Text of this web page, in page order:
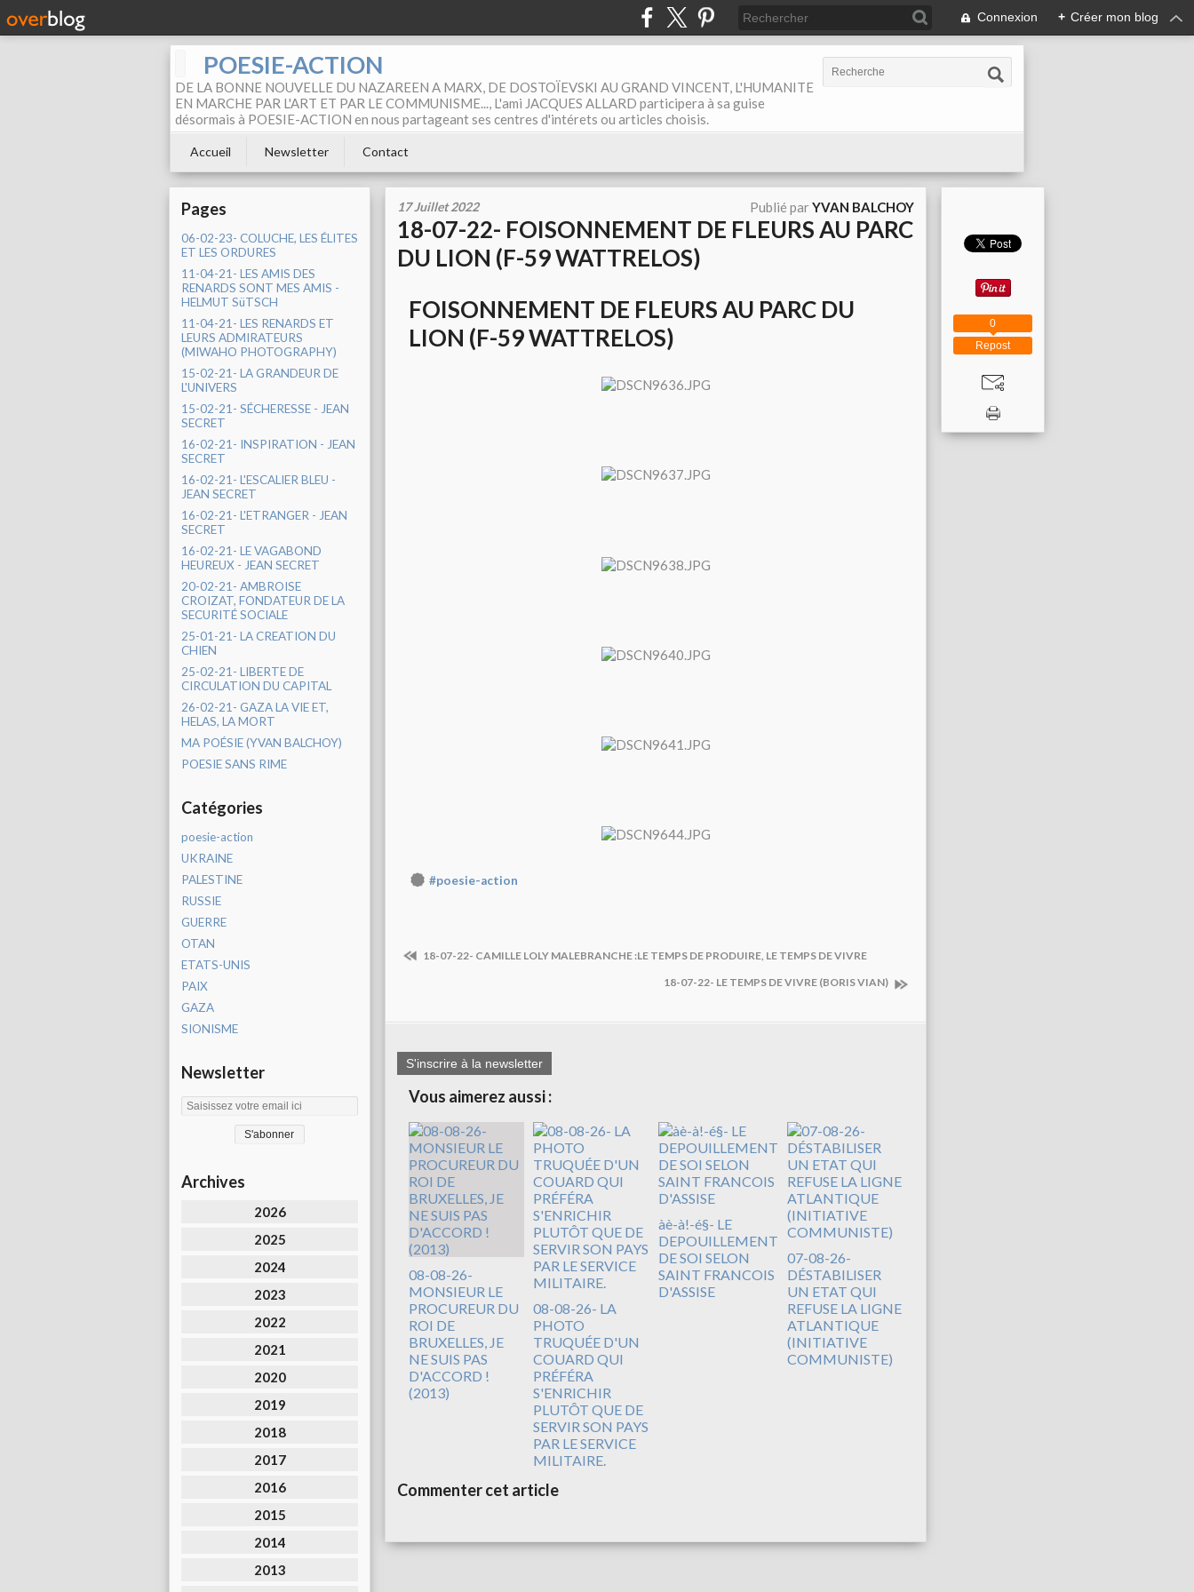
Connexion + Créer mon blog
POESIE-ACTION
DE LA BONNE NOUVELLE DU NAZAREEN A MARX, DE DOSTOÏEVSKI AU GRAND VINCENT, L'HUMANITE
EN MARCHE PAR L'ART ET PAR LE COMMUNISME..., L'ami JACQUES ALLARD participera à sa guise
désormais à POESIE-ACTION en nous partageant ses centres d'intérets ou articles choisis.
Accueil Newsletter Contact
Pages
06-02-23- COLUCHE, LES ÉLITES
ET LES ORDURES
11-04-21- LES AMIS DES
RENARDS SONT MES AMIS -
HELMUT SüTSCH
11-04-21- LES RENARDS ET
LEURS ADMIRATEURS
(MIWAHO PHOTOGRAPHY)
15-02-21- LA GRANDEUR DE
L'UNIVERS
15-02-21- SÉCHERESSE - JEAN
SECRET
16-02-21- INSPIRATION - JEAN
SECRET
16-02-21- L'ESCALIER BLEU -
JEAN SECRET
16-02-21- L'ETRANGER - JEAN
SECRET
16-02-21- LE VAGABOND
HEUREUX - JEAN SECRET
20-02-21- AMBROISE
CROIZAT, FONDATEUR DE LA
SECURITÉ SOCIALE
25-01-21- LA CREATION DU
CHIEN
25-02-21- LIBERTE DE
CIRCULATION DU CAPITAL
26-02-21- GAZA LA VIE ET,
HELAS, LA MORT
MA POÉSIE (YVAN BALCHOY)
POESIE SANS RIME
Catégories
poesie-action
UKRAINE
PALESTINE
RUSSIE
GUERRE
OTAN
ETATS-UNIS
PAIX
GAZA
SIONISME
Newsletter
Archives
2026
2025
2024
2023
2022
2021
2020
2019
2018
2017
2016
2015
2014
2013
17 Juillet 2022 Publié parYVAN BALCHOY
18-07-22- FOISONNEMENT DE FLEURS AU PARC
DU LION (F-59 WATTRELOS)
FOISONNEMENT DE FLEURS AU PARC DU
LION (F-59 WATTRELOS)
#poesie-action
18-07-22- CAMILLE LOLY MALEBRANCHE :LE TEMPS DE PRODUIRE, LE TEMPS DE VIVRE
18-07-22- LE TEMPS DE VIVRE (BORIS VIAN)
S'inscrire à la newsletter
Vous aimerez aussi :
08-08-26-
MONSIEUR LE
PROCUREUR DU
ROI DE
BRUXELLES, JE
NE SUIS PAS
D'ACCORD !
(2013)
08-08-26- LA
PHOTO
TRUQUÉE D'UN
COUARD QUI
PRÉFÉRA
S'ENRICHIR
PLUTÔT QUE DE
SERVIR SON PAYS
PAR LE SERVICE
MILITAIRE.
àè-à!-é§- LE
DEPOUILLEMENT
DE SOI SELON
SAINT FRANCOIS
D'ASSISE
07-08-26-
DÉSTABILISER
UN ETAT QUI
REFUSE LA LIGNE
ATLANTIQUE
(INITIATIVE
COMMUNISTE)
Commenter cet article
Repost
0